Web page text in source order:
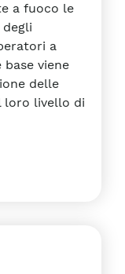
a fuoco le
a
viene
delle
loro livello di